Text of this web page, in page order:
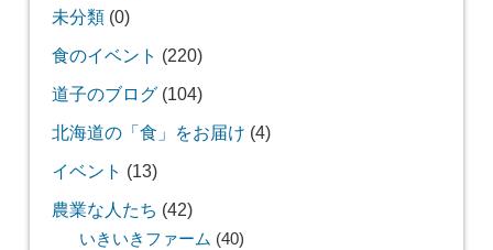
未分類(0)
食のイベント (220)
道子のブログ(104)
北海道の「食」をお届け (4)
イベント (13)
農業な人たち (42)
いきいきファーム (40)